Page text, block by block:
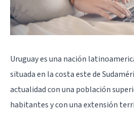
Uruguay es una nación
situada en la costa este de
actualidad con una población
habitantes y con una extensión